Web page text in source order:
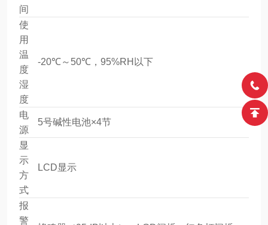
间
使
用
温
度
湿
度
-20℃～50℃，95%RH以下
电
源
5号碱性电池×4节
显
示
方
式
LCD显示
报
警